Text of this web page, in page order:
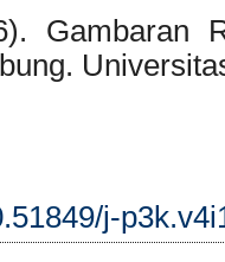
Gambaran
j-